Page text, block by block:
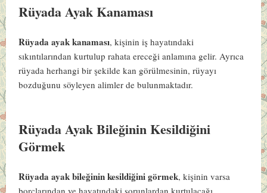
Rüyada Ayak Kanaması
Rüyada ayak kanaması, kişinin iş hayatındaki
sıkıntılarından kurtulup rahata ereceği anlamına gelir. Ayrıca
rüyada herhangi bir şekilde kan görülmesinin, rüyayı
bozduğunu söyleyen alimler de bulunmaktadır.
Rüyada Ayak Bileğinin Kesildiğini
Görmek
Rüyada ayak bileğinin kesildiğini görmek, kişinin varsa